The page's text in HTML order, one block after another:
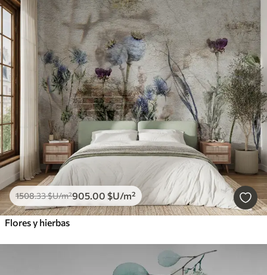
Formato de imagen
Paleta de colores
Inteligente
Borrar todos los filtros
1508.33$U/m²905.00 $U/m²
Flores y hierbas